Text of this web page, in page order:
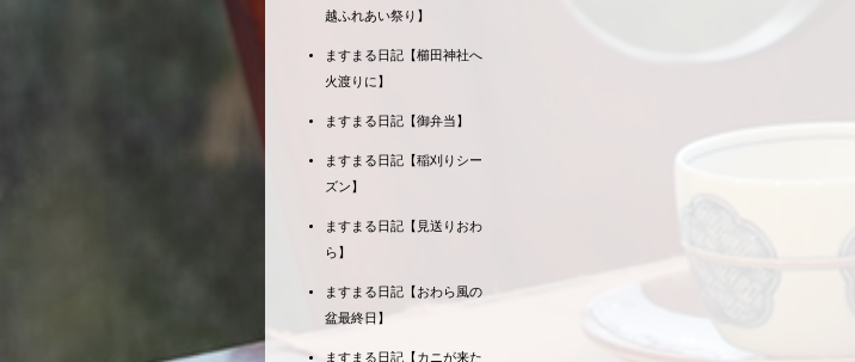
越ふれあい祭り】
ますまる日記【櫛田神社へ
火渡りに】
ますまる日記【御弁当】
ますまる日記【稲刈りシー
ズン】
ますまる日記【見送りおわ
ら】
ますまる日記【おわら風の
盆最終日】
ますまる日記【カニが来た